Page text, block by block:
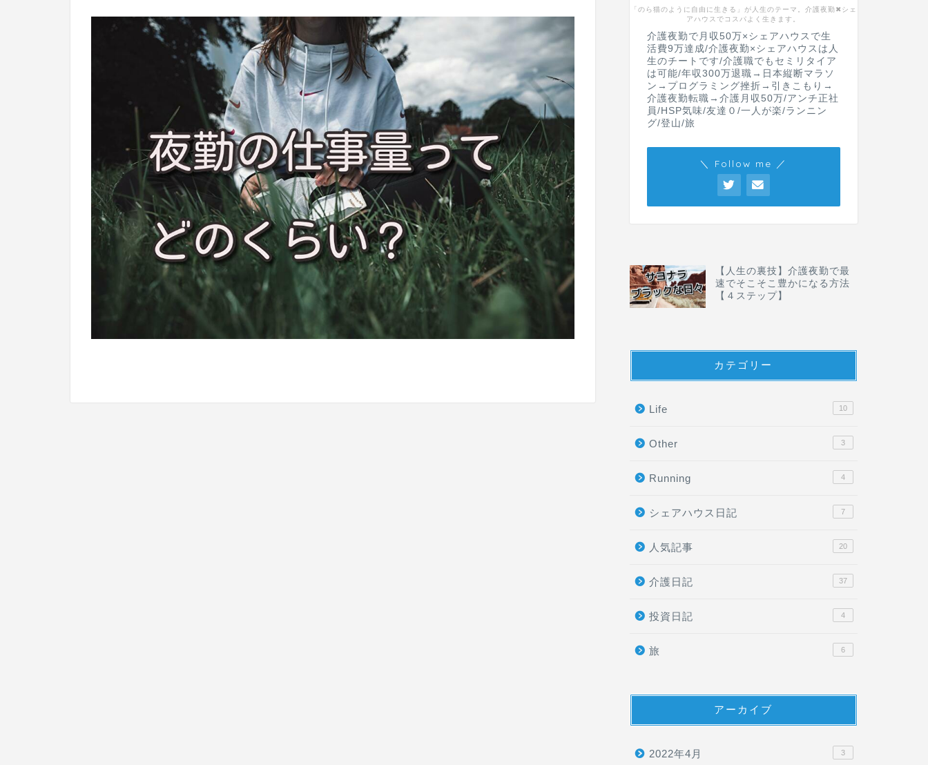
「のら猫のように自由に生きる」が人生のテーマ。介護夜勤✖︎シェ
アハウスでコスパよく生きます。
介護夜勤で月収50万×シェアハウスで生
活費9万達成/介護夜勤×シェアハウスは人
生のチートです/介護職でもセミリタイア
は可能/年収300万退職→日本縦断マラソ
ン→プログラミング挫折→引きこもり→
介護夜勤転職→介護月収50万/アンチ正社
員/HSP気味/友達０/一人が楽/ランニン
グ/登山/旅
＼ Follow me ／
【人生の裏技】介護夜勤で最
速でそこそこ豊かになる方法
【４ステップ】
カテゴリー
Life 10
Other 3
Running 4
シェアハウス日記 7
人気記事 20
介護日記 37
投資日記 4
旅 6
アーカイブ
2022年4月 3